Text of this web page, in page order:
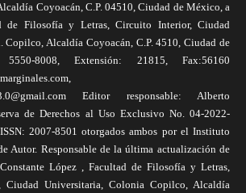
Coyoacán, C.P. 04510, Ciudad de México, a
de Filosofía y Letras, Circuito Interior, Ciudad
Copilco, Alcaldía Coyoacán, C.P. 4510, Ciudad de
8008, Extensión: 21815, Fax:56160
Editor responsable: Alberto
de Derechos al Uso Exclusivo No. 04-2022-
2007-8501 otorgados ambos por el Instituto
Autor. Responsable de la última actualización de
López , Facultad de Filosofía y Letras,
Ciudad Universitaria, Colonia Copilco, Alcaldía